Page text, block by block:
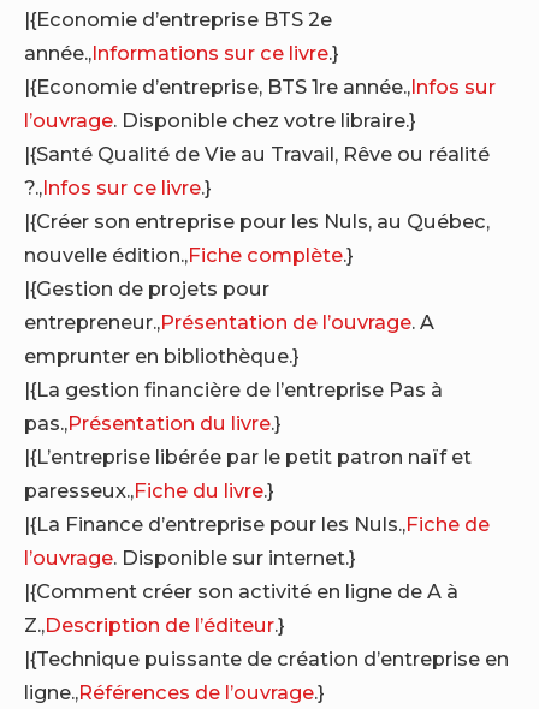
|{Economie d’entreprise BTS 2e
année.,Informations sur ce livre.}
|{Economie d’entreprise, BTS 1re année.,Infos sur
l’ouvrage. Disponible chez votre libraire.}
|{Santé Qualité de Vie au Travail, Rêve ou réalité
?.,Infos sur ce livre.}
|{Créer son entreprise pour les Nuls, au Québec,
nouvelle édition.,Fiche complète.}
|{Gestion de projets pour
entrepreneur.,Présentation de l’ouvrage. A
emprunter en bibliothèque.}
|{La gestion financière de l’entreprise Pas à
pas.,Présentation du livre.}
|{L’entreprise libérée par le petit patron naïf et
paresseux.,Fiche du livre.}
|{La Finance d’entreprise pour les Nuls.,Fiche de
l’ouvrage. Disponible sur internet.}
|{Comment créer son activité en ligne de A à
Z.,Description de l’éditeur.}
|{Technique puissante de création d’entreprise en
ligne.,Références de l’ouvrage.}